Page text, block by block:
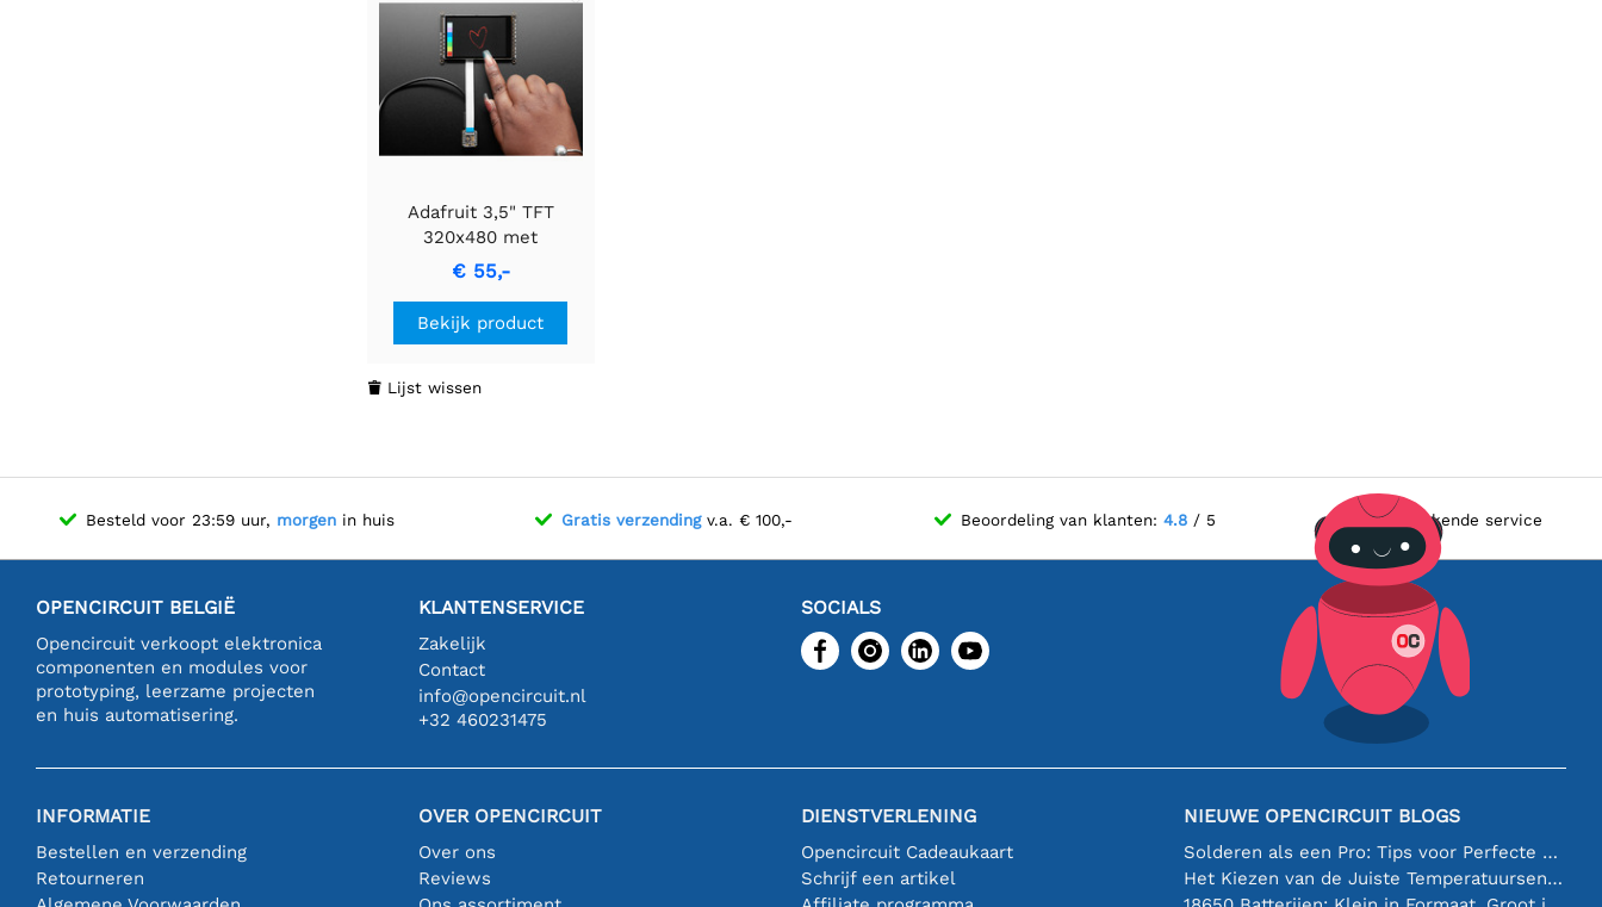
Adafruit 3,5" TFT
320x480 met
capacitieve aanraking
breakout board
€ 55,-
Bekijk product
 Lijst wissen
Besteld voor 23:59 uur, morgen in huis Gratis verzendingv.a. € 100,- Beoordeling van klanten: 4.8/ 5 Uitstekende service
OPENCIRCUIT BELGIË
Opencircuit verkoopt elektronica
componenten en modules voor
prototyping, leerzame projecten
en huis automatisering.
KLANTENSERVICE
Zakelijk
Contact
info@opencircuit.nl
+32 460231475
SOCIALS
INFORMATIE
Bestellen en verzending
Retourneren
OVER OPENCIRCUIT
Over ons
Reviews
DIENSTVERLENING
Opencircuit Cadeaukaart
Schrijf een artikel
NIEUWE OPENCIRCUIT BLOGS
Solderen als een Pro: Tips voor Perfecte Elektronische Verbindingen
Het Kiezen van de Juiste Temperatuursensor [youtube]